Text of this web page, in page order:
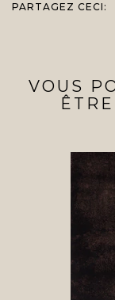
PARTAGEZ CECI:
VOUS